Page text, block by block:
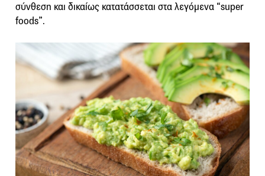
σύνθεση και δικαίως κατατάσσεται στα λεγόμενα “super
foods”.